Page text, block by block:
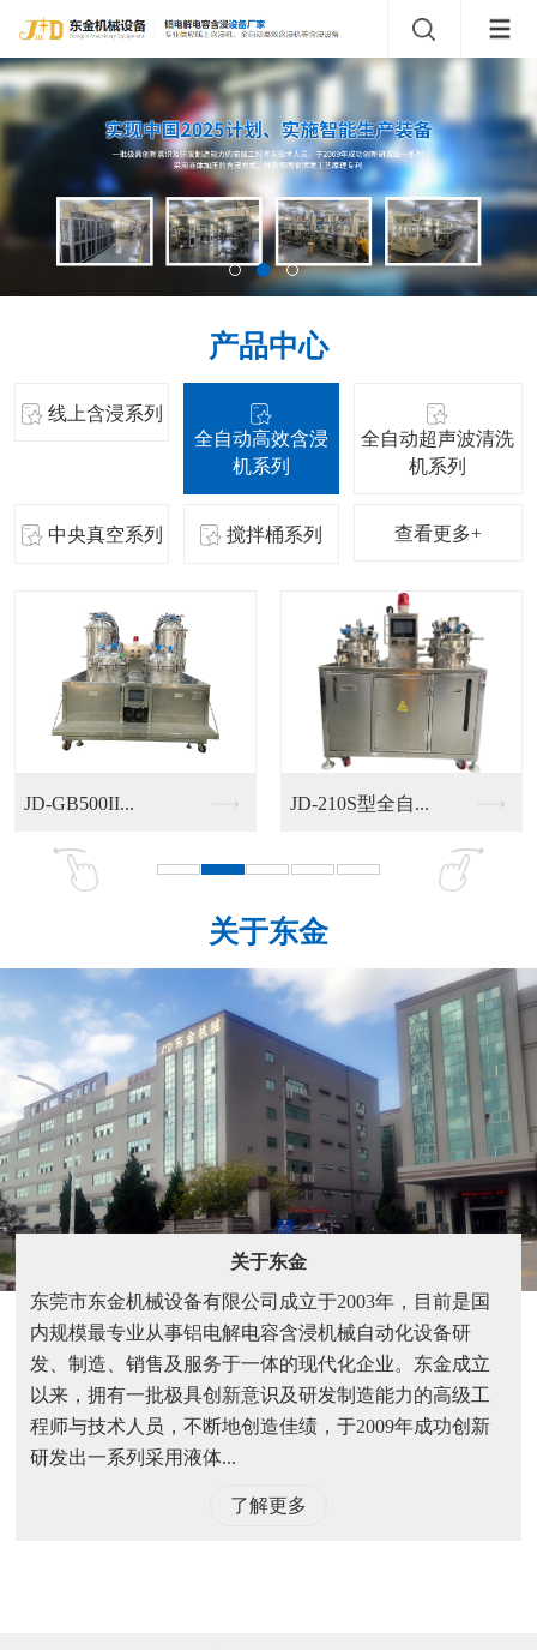
产品中心
线上含浸系列
全自动高效含浸
机系列
全自动超声波清洗
机系列
中央真空系列 搅拌桶系列 查看更多+
JD-GB500II... JD-210S型全自...
关于东金
关于东金
东莞市东金机械设备有限公司成立于2003年，目前是国
内规模最专业从事铝电解电容含浸机械自动化设备研
发、制造、销售及服务于一体的现代化企业。东金成立
以来，拥有一批极具创新意识及研发制造能力的高级工
程师与技术人员，不断地创造佳绩，于2009年成功创新
研发出一系列采用液体...
了解更多